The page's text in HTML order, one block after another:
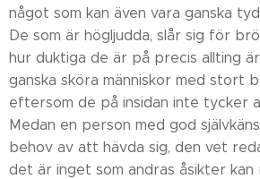
något som kan även vara ganska
De som är högljudda, slår sig för
hur duktiga de är på precis allting
ganska sköra människor med stort
eftersom de på insidan inte tycker
Medan en person med god
behov av att hävda sig, den vet
det är inget som andras åsikter kan